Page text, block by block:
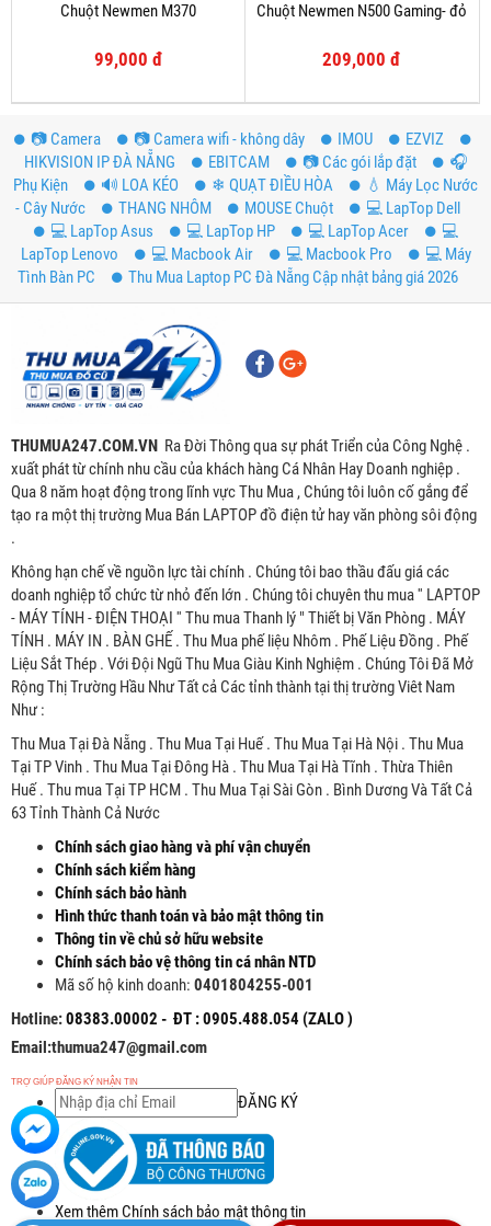
Chuột Newmen M370
99,000 đ
Chuột Newmen N500 Gaming- đỏ
209,000 đ
📷 Camera 📷 Camera wifi - không dây IMOU
EZVIZ
HIKVISION IP ĐÀ NẴNG
EBITCAM 📷 Các gói lắp đặt
️🎧
Phụ Kiện
🔊 LOA KÉO ❄ QUẠT ĐIỀU HÒA
💧 Máy Lọc Nước
- Cây Nước
THANG NHÔM MOUSE Chuột
💻 LapTop Dell
💻 LapTop Asus
💻 LapTop HP 💻 LapTop Acer
💻
LapTop Lenovo
💻 Macbook Air 💻 Macbook Pro
💻 Máy
Tình Bàn PC
Thu Mua Laptop PC Đà Nẵng Cập nhật bảng giá 2026
THUMUA247.COM.VN Ra Đời Thông qua sự phát Triển của Công Nghệ .
xuất phát từ chính nhu cầu của khách hàng Cá Nhân Hay Doanh nghiệp .
Qua 8 năm hoạt động trong lĩnh vực Thu Mua , Chúng tôi luôn cố gắng để
tạo ra một thị trường Mua Bán LAPTOP đồ điện tử hay văn phòng sôi động
.
Không hạn chế về nguồn lực tài chính . Chúng tôi bao thầu đấu giá các
doanh nghiệp tổ chức từ nhỏ đến lớn . Chúng tôi chuyên thu mua '' LAPTOP
- MÁY TÍNH - ĐIỆN THOẠI '' Thu mua Thanh lý " Thiết bị Văn Phòng . MÁY
TÍNH . MÁY IN . BÀN GHẾ . Thu Mua phế liệu Nhôm . Phế Liệu Đồng . Phế
Liệu Sắt Thép . Với Đội Ngũ Thu Mua Giàu Kinh Nghiệm . Chúng Tôi Đã Mở
Rộng Thị Trường Hầu Như Tất cả Các tỉnh thành tại thị trường Viêt Nam
Như :
Thu Mua Tại Đà Nẵng . Thu Mua Tại Huế . Thu Mua Tại Hà Nội . Thu Mua
Tại TP Vinh . Thu Mua Tại Đông Hà . Thu Mua Tại Hà Tĩnh . Thừa Thiên
Huế . Thu mua Tại TP HCM . Thu Mua Tại Sài Gòn . Bình Dương Và Tất Cả
63 Tỉnh Thành Cả Nước
Chính sách giao hàng và phí vận chuyển
Chính sách kiểm hàng
Chính sách bảo hành
Hình thức thanh toán và bảo mật thông tin
Thông tin về chủ sở hữu website
Chính sách bảo vệ thông tin cá nhân NTD
Mã số hộ kinh doanh: 0401804255-001
Hotline:08383.00002 - ĐT : 0905.488.054 (ZALO )
Email:thumua247@gmail.com
TRỢ GIÚP ĐĂNG KÝ NHẬN TIN
ĐĂNG KÝ
Xem thêm Chính sách bảo mật thông tin